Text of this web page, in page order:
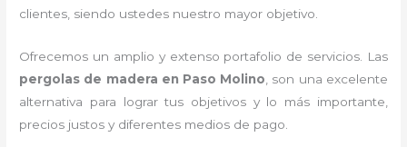
clientes, siendo ustedes nuestro mayor objetivo.
Ofrecemos un amplio y extenso portafolio de servicios. Las
pergolas de madera en Paso Molino , son una excelente
alternativa para lograr tus objetivos y lo más importante,
precios justos y diferentes medios de pago.